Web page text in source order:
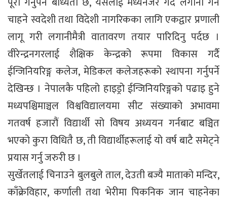
चाहने स्वदेशी तथा विदेशी नागरिकका लागि एकद्वार प्रणाली
लागू गरी लगानीमैत्री वातावरण तयार पारिदिनु पर्दछ ।
वीरेन्द्रनगरलाई शैक्षिक केन्द्रको रूपमा विकास गर्दै
ईन्जिनियरिङ्ग कलेज, मेडिकल कलेजहरूको स्थापना गर्नुपर्ने
देखिन्छ । नेपालकै पहिलो हाइड्रो ईन्जिनियरिङ्गको पढाइ हुने
मध्यपश्चिमाञ्चल विश्वविद्यालयमा सीट संख्याको अभावमा
गतवर्ष हजारौं विद्यार्थी सो विषय अध्ययन गर्नबाट बञ्चित
भएको कुरा विधितै छ, ती विद्यार्थीहरूलाई यो वर्ष बाटै समेट्ने
प्रयास गर्नु जरुरी छ ।
सुर्खेतलाई चिनाउने बुलबुले ताल, देउती बज्यै माताको मन्दिर,
काँक्रेविहार, कर्णाली तथा भेरीमा पिकनिक जान चाहनेका